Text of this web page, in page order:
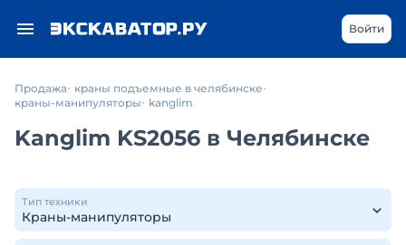
Войти
Продажа
краны подъемные в челябинске
краны-манипуляторы
kanglim
Kanglim KS2056 в Челябинске
Тип техники